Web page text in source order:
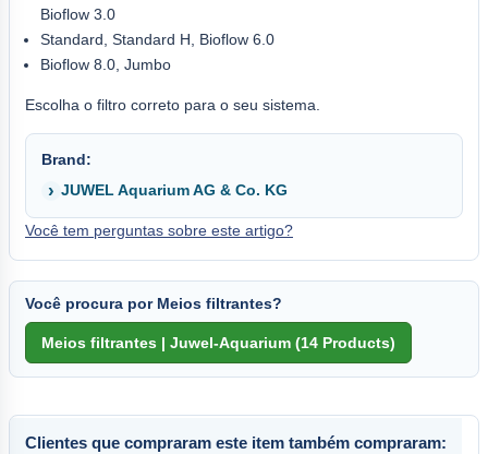
Bioflow 3.0
Standard, Standard H, Bioflow 6.0
Bioflow 8.0, Jumbo
Escolha o filtro correto para o seu sistema.
Brand:
JUWEL Aquarium AG & Co. KG
Você tem perguntas sobre este artigo?
Você procura por Meios filtrantes?
Clientes que compraram este item também compraram: